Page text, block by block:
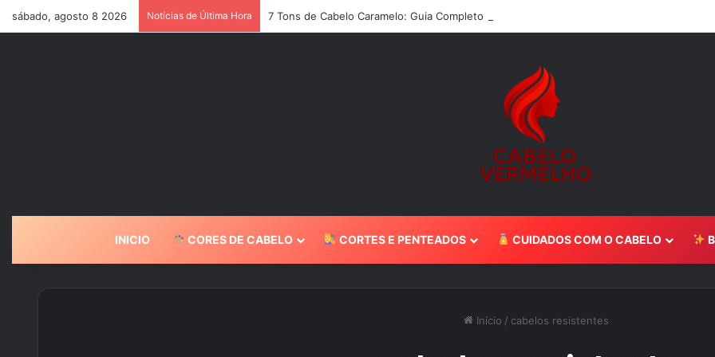
sábado, agosto 8 2026 Notícias de Última Hora 7 Tons de Cabelo Caramelo: Guia Completo 2024
INICIO CORES DE CABELO CORTES E PENTEADOS CUIDADOS COM O CABELO
Início / cabelos resistentes